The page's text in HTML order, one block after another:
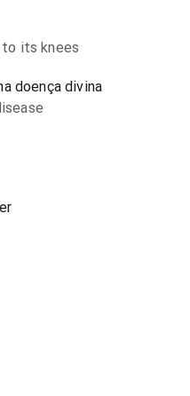
its knees
doença divina